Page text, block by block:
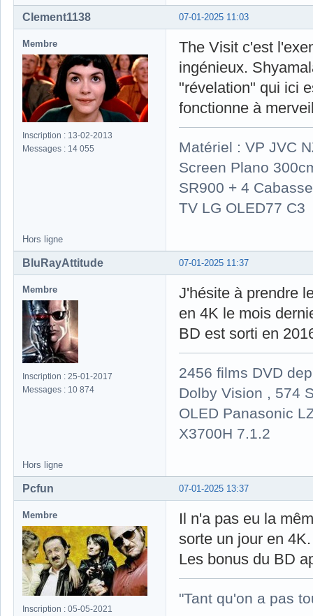
07-01-2025 11:03
Clement1138
Membre
Inscription : 13-02-2013
Messages : 14 055
The Visit c'est
ingénieux.
"révelation" qui ici
fonctionne à
Matériel : VP JVC
Screen Plano
SR900 + 4
TV LG OLED77 C3
Hors ligne
07-01-2025 11:37
BluRayAttitude
Membre
Inscription : 25-01-2017
Messages : 10 874
J'hésite à prendre
en 4K le mois
BD est sorti en
2456 films DVD
Dolby Vision , 574
OLED Panasonic
X3700H 7.1.2
Hors ligne
07-01-2025 13:37
Pcfun
Membre
Inscription : 05-05-2021
Il n'a pas eu la
sorte un jour en 4K.
Les bonus du BD
"Tant qu'on a pas